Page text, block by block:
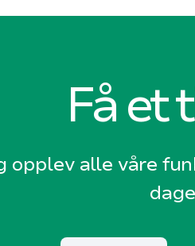
Få et
opplev alle våre